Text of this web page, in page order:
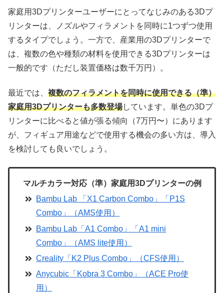
家庭用3Dプリンターユーザーにとってなじみのある3Dプ
リンターは、ノズルやフィラメントを同時に1つずつ使用
するタイプでしょう。一方で、産業用の3Dプリンターで
は、複数の色や種類の材料を使用できる3Dプリンターは
一般的です（ただし装置価格は数千万円）。
最近では、 複数のフィラメントを同時に使用できる（準）
家庭用3Dプリンターも多数登場しています。単色の3Dプ
リンターに比べると値が張る傾向（7万円〜）にあります
が、フィギュア用途などで使用する機会の多い方は、導入
を検討しても良いでしょう。
マルチカラー対応（準）家庭用3Dプリンターの例
Bambu Lab 「X1 Carbon Combo」「P1S
Combo」（AMS使用）
Bambu Lab「A1 Combo」「A1 mini
Combo」（AMS lite使用）
Creality「K2 Plus Combo」（CFS使用）
Anycubic「Kobra 3 Combo」（ACE Pro使
用）